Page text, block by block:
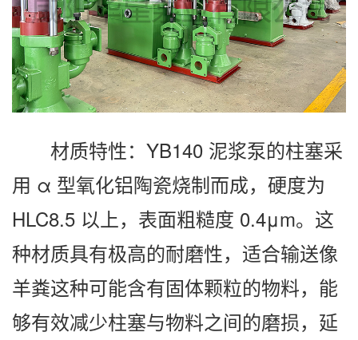
材质特性：YB140 泥浆泵的柱塞采
用 α 型氧化铝陶瓷烧制而成，硬度为
HLC8.5 以上，表面粗糙度 0.4μm。这
种材质具有极高的耐磨性，适合输送像
羊粪这种可能含有固体颗粒的物料，能
够有效减少柱塞与物料之间的磨损，延